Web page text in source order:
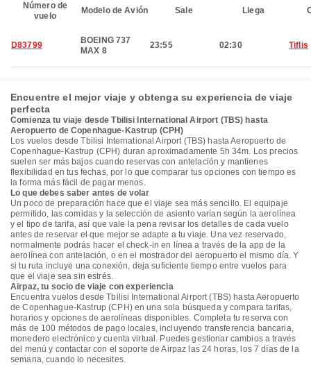
Número de
vuelo
Modelo de Avión Sale Llega
D83799
BOEING 737
MAX 8
23:55 02:30 Tiflis
Encuentre el mejor viaje y obtenga su experiencia de viaje
perfecta
Comienza tu viaje desde Tbilisi International Airport (TBS) hasta
Aeropuerto de Copenhague-Kastrup (CPH)
Los vuelos desde Tbilisi International Airport (TBS) hasta Aeropuerto de
Copenhague-Kastrup (CPH) duran aproximadamente 5h 34m. Los precios
suelen ser más bajos cuando reservas con antelación y mantienes
flexibilidad en tus fechas, por lo que comparar tus opciones con tiempo es
la forma más fácil de pagar menos.
Lo que debes saber antes de volar
Un poco de preparación hace que el viaje sea más sencillo. El equipaje
permitido, las comidas y la selección de asiento varían según la aerolínea
y el tipo de tarifa, así que vale la pena revisar los detalles de cada vuelo
antes de reservar el que mejor se adapte a tu viaje. Una vez reservado,
normalmente podrás hacer el check-in en línea a través de la app de la
aerolínea con antelación, o en el mostrador del aeropuerto el mismo día. Y
si tu ruta incluye una conexión, deja suficiente tiempo entre vuelos para
que el viaje sea sin estrés.
Airpaz, tu socio de viaje con experiencia
Encuentra vuelos desde Tbilisi International Airport (TBS) hasta Aeropuerto
de Copenhague-Kastrup (CPH) en una sola búsqueda y compara tarifas,
horarios y opciones de aerolíneas disponibles. Completa tu reserva con
más de 100 métodos de pago locales, incluyendo transferencia bancaria,
monedero electrónico y cuenta virtual. Puedes gestionar cambios a través
del menú y contactar con el soporte de Airpaz las 24 horas, los 7 días de la
semana, cuando lo necesites.